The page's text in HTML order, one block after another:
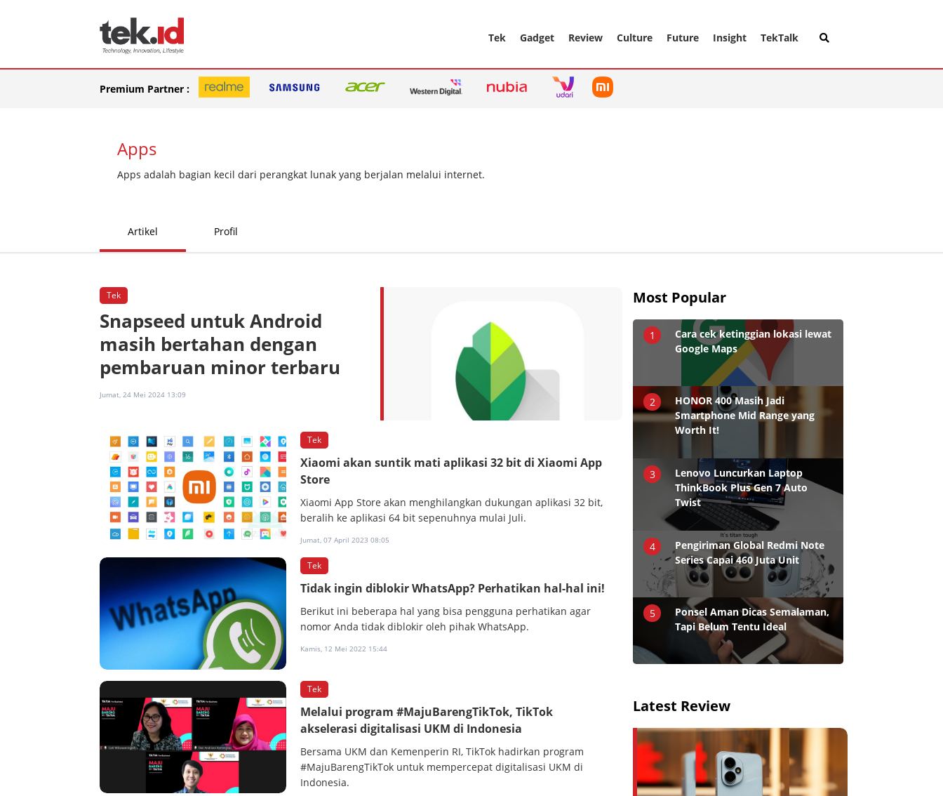
Tek Gadget Review Culture Future Insight TekTalk
Premium Partner :
Apps
Apps adalah bagian kecil dari perangkat lunak yang berjalan melalui internet.
Artikel Profil
Tek
Snapseed untuk Android
masih bertahan dengan
pembaruan minor terbaru
Jumat, 24 Mei 2024 13:09
Tek
Xiaomi akan suntik mati aplikasi 32 bit di Xiaomi App
Store
Xiaomi App Store akan menghilangkan dukungan aplikasi 32 bit,
beralih ke aplikasi 64 bit sepenuhnya mulai Juli.
Jumat, 07 April 2023 08:05
Tek
Tidak ingin diblokir WhatsApp? Perhatikan hal-hal ini!
Berikut ini beberapa hal yang bisa pengguna perhatikan agar
nomor Anda tidak diblokir oleh pihak WhatsApp.
Kamis, 12 Mei 2022 15:44
Tek
Melalui program #MajuBarengTikTok, TikTok
akselerasi digitalisasi UKM di Indonesia
Bersama UKM dan Kemenperin RI, TikTok hadirkan program
#MajuBarengTikTok untuk mempercepat digitalisasi UKM di
Indonesia.
Most Popular
1
Cara cek ketinggian lokasi lewat
Google Maps
2
HONOR 400 Masih Jadi
Smartphone Mid Range yang
Worth It!
3
Lenovo Luncurkan Laptop
ThinkBook Plus Gen 7 Auto
Twist
4
Pengiriman Global Redmi Note
Series Capai 460 Juta Unit
5
Ponsel Aman Dicas Semalaman,
Tapi Belum Tentu Ideal
Latest Review